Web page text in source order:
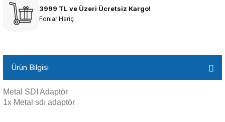
3999 TL ve Üzeri Ücretsiz Kargo!
Fonlar Hariç
Ürün Bilgisi
Metal SDI Adaptör
1x Metal sdı adaptör